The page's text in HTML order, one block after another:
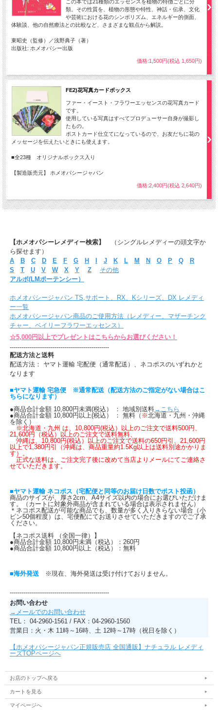
この本では21種類のエッセンスを植物の特徴ごとに分
類。その性質を、植物の形態や特性、神話・伝承、文化
や芸術における花のシンボリズム、エネルギー的側面、
体験談、他の自然療法との比較など、さまざまな観点から解説。
東昭史（監修）／浅野典子（著）
出版社: ホメオパシー出版
価格:1,500円(税込 1,650円)
FE2)花写真カードボックス
ファー・イースト・フラワーエッセンスの花写真カード
です。
使用している写真はすべてプロデューサー自身が撮影し
たもの。
ポストカード仕立てになっているので、お友だちに花の
メッセージを伝えたいときにも使えます。
■全23種 オリジナルボックス入り
【製造販売元】 ホメオパシージャパン
価格:2,400円(税込 2,640円)
【ホメオパシーレメディー検索】
（シングルレメディーの頭文字か
ら探せます）
A
B C D E F G H J K L M N O P Q
R
S
T U V W X Y Z
その他
アルポ(LMポーテンシー）
ホメオパシージャパン TS,サポート、RX、Kシリーズ、DX レメディ
ー一覧
ホメオパシージャパン商品のご使用方法（レメディー、マザーチンク
チャー、ベイリーフラワーエッセンス）
☆5,000円以上でプレゼントはこちらからお選びください！
---------------------------------------------------
配送方法と送料
配送方法： ヤマト運輸 宅配便（通常配送）、ネコポスのいずれかと
なります
■ヤマト運輸 宅急便 ※通常配送（配送方法のご指定がない場合はこ
ちらになります）
●商品合計金額 10,800円未満(税込） ： 地域別送料→こちら
●商品合計金額 10,800円以上(税込） ： 無料（ ※北海道・九州・沖縄
を除く）
※北海道・九州 は、10,800円(税込）以上のご注文で送料500円、
21,600円（税込）以上のご注文で送料無料、
沖縄は、10,800円(税込）以上のご注文で送料の650円引、21,600円
以上で1,380円引（沖縄は、商品重量約1.5Kg以上は送料別途かかりま
す）。
正式な送料は、ご注文完了後に改めて当店よりメールにてご連絡さ
せていただきます。
■ヤマト運輸 ネコポス（宅配便と同等のお届け日数でポスト投函）
商品のサイズが、厚さ2cm、A4サイズ以内の場合にお選びいただけま
す。（カートに対象外商品が含まれている場合は表示されません）
＊ネコポス配送が可能な商品でも、数量が多く入りきらない場合（小
ビン50個程度）は、宅便配にてお送りさせていただきますのでご了承
ください。
【ネコポス送料 （全国一律）】
●商品合計金額 10,800円未満（税込）：260円
●商品合計金額 10,800円以上（税込）：無料
■海外発送 ※現在、海外発送は受け付けておりません。
---------------------------------------------------
お問い合わせ
→メールでのお問い合わせ
TEL： 04-2960-1561 / FAX：04-2960-1560
営業日：火・木 11時～16時、土 12時～17時（祝日を除く）
【ホメオパシージャパン正規販売店 全国通販】ナチュラル レメディ
ーズTOPページへ
お店のトップへ戻る
カートを見る
マイページへ